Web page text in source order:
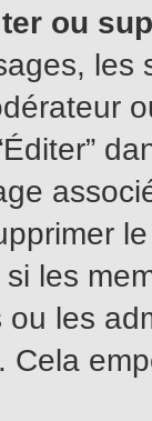
ou
les
les